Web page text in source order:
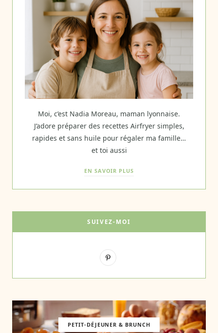
Moi, c’est Nadia Moreau, maman lyonnaise.
J’adore préparer des recettes Airfryer simples,
rapides et sans huile pour régaler ma famille…
et toi aussi
EN SAVOIR PLUS
SUIVEZ-MOI
P
e
PETIT-DÉJEUNER & BRUNCH